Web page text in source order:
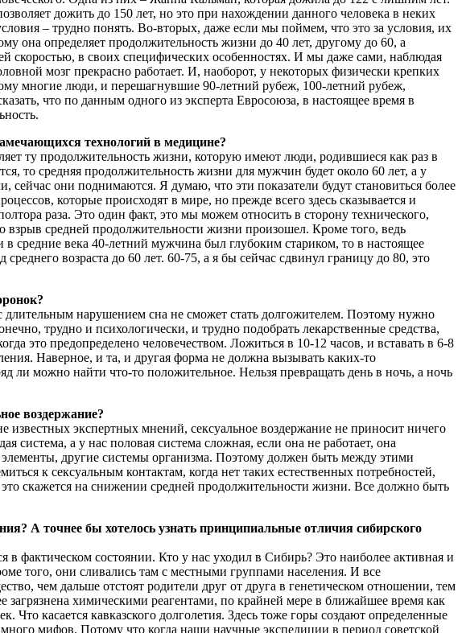
дожить до 150 лет, но это при нахождении данного человека в неких
– трудно понять. Во-вторых, даже если мы поймем, что это за условия, их
она определяет продолжительность жизни до 40 лет, другому до 60, а
скоростью, в своих специфических особенностях. И мы даже сами, наблюдая
мозг прекрасно работает. И, наоборот, у некоторых физически крепких
многие люди, и перешагнувшие 90-летний рубеж, 100-летний рубеж,
что по данным одного из эксперта Евросоюза, в настоящее время в
технологий в медицине?
ту продолжительность жизни, которую имеют люди, родившиеся как раз в
то средняя продолжительность жизни для мужчин будет около 60 лет, а у
сейчас они поднимаются. Я думаю, что эти показатели будут становиться более
которые происходят в мире, но прежде всего здесь сказывается и
раза. Это один факт, это мы можем относить в сторону технического,
средней продолжительности жизни произошел. Кроме того, ведь
средние века 40-летний мужчина был глубоким стариком, то в настоящее
возраста до 60 лет. 60-75, а я бы сейчас сдвинул границу до 80, это
нарушением сна не сможет стать долгожителем. Поэтому нужно
трудно и психологически, и трудно подобрать лекарственные средства,
это предопределено человечеством. Ложиться в 10-12 часов, и вставать в 6-8
Наверное, и та, и другая форма не должна вызывать каких-то
ли можно найти что-то положительное. Нельзя превращать день в ночь, а ночь
воздержание?
экспертных мнений, сексуальное воздержание не приносит ничего
система, а у нас половая система сложная, если она не работает, она
другие системы организма. Поэтому должен быть между этими
к сексуальным контактам, когда нет таких естественных потребностей,
скажется на снижении средней продолжительности жизни. Все должно быть
А точнее бы хотелось узнать принципиальные отличия сибирского
фактическом состоянии. Кто у нас уходил в Сибирь? Это наиболее активная и
того, они сливались там с местными группами населения. И все
чем дальше отстоят родители друг от друга в генетическом отношении, тем
химическими реагентами, по крайней мере в ближайшее время как
касается кавказского долголетия. Здесь тоже горы создают определенные
мифов. Потому что когда наши научные экспедиции в период советской